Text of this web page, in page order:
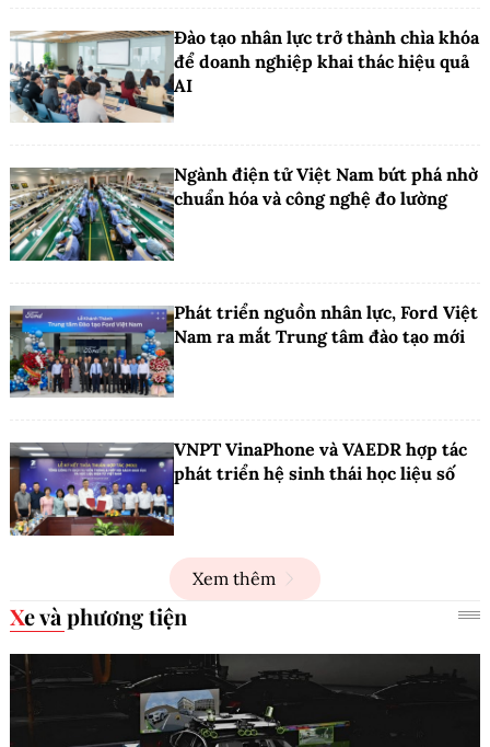
Đào tạo nhân lực trở thành chìa khóa
để doanh nghiệp khai thác hiệu quả
AI
Ngành điện tử Việt Nam bứt phá nhờ
chuẩn hóa và công nghệ đo lường
Phát triển nguồn nhân lực, Ford Việt
Nam ra mắt Trung tâm đào tạo mới
VNPT VinaPhone và VAEDR hợp tác
phát triển hệ sinh thái học liệu số
Xem thêm
Xe và phương tiện